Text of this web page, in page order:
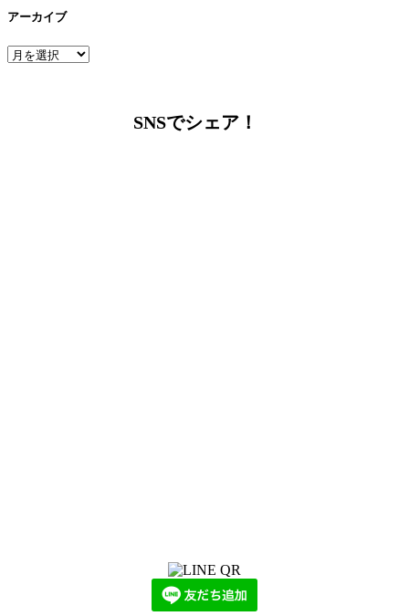
アーカイブ
ア
SNSでシェア！